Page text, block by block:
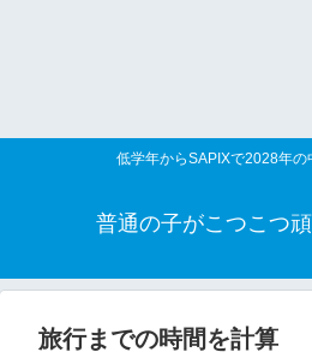
低学年からSAPIXで2028年の
普通の子がこつこつ
旅行までの時間を計算